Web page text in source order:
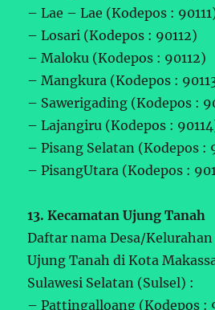
– Lae – Lae (Kodepos :
– Losari (Kodepos : 90112)
– Maloku (Kodepos : 90112)
– Mangkura (Kodepos :
– Sawerigading (Kodepos :
– Lajangiru (Kodepos :
– Pisang Selatan (Kodepos :
– PisangUtara (Kodepos :
13. Kecamatan Ujung Tanah
Daftar nama Desa/
Ujung Tanah di Kota
Sulawesi Selatan (Sulsel) :
– Pattingalloang (Kodepos :